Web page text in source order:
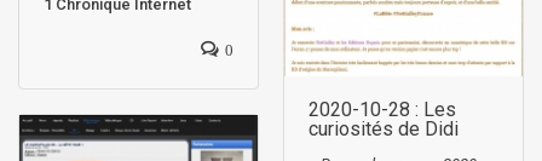
1 Chronique Internet
0
2020-10-28 : Les
curiosités de Didi